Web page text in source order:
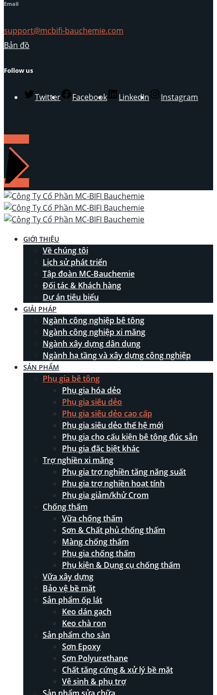
Email
support@mcbifi-bauchemie.com
Bản đồ
Follow us
Twitter Facebook LinkedIn Instagram
GIỚI THIỆU
Về chúng tôi
Lịch sử phát triển
Tập đoàn MC-Bauchemie
Đối tác & Khách hàng
Dự án tiêu biểu
GIẢI PHÁP
Ngành công nghiệp bê tông
Ngành công nghiệp xi măng
Ngành xây dựng dân dụng
Ngành hạ tầng và xây dựng công nghiệp
SẢN PHẨM
Phụ gia bê tông
Phụ gia hóa dẻo
Phụ gia siêu dẻo
Phụ gia siêu dẻo cao cấp
Phụ gia siêu dẻo thế hệ mới
Phụ gia cho cấu kiện bê tông đúc sẵn
Phụ gia đặc biệt khác
Trợ nghiền xi măng
Phụ gia trợ nghiền tăng năng suất
Phụ gia trợ nghiền hoạt tính
Phụ gia giảm/khử Crom
Chống thấm
Vữa chống thấm
Sơn & Chất phủ chống thấm
Màng chống thấm
Phụ gia chống thấm
Phụ kiện & Dụng cụ chống thấm
Vữa xây dựng
Bảo vệ bề mặt
Sản phẩm ốp lát
Keo dán gạch
Keo chà ron
Sản phẩm cho sàn
Sơn Epoxy
Sơn Polyurethane
Chất tăng cứng & xử lý bề mặt
Vệ sinh & phụ trợ